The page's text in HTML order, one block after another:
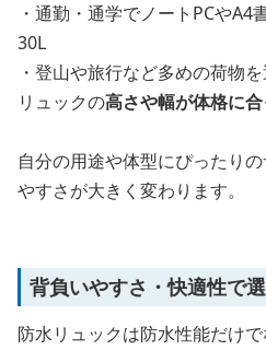
・通勤・通学でノートPCや
30L
・登山や旅行など多めの荷物
リュックの高さや幅が体格に
自分の用途や体型にぴったり
やすさが大きく変わります。
背負いやすさ・快適性で
防水リュックは防水性能だけで